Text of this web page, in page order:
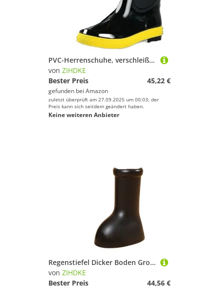
PVC-Herrenschuhe, verschleißfest, wasserdicht und rutschfest, Regenstiefel for Herren, Teenager, Garten, Gummi, niedriger Absatz Für Industrie Handwerk(43)
von ZIHDKE
Bester Preis
45,22 €
gefunden bei Amazon
zuletzt überprüft am 27.09.2025 um 00:03; der
Preis kann sich seitdem geändert haben.
Keine weiteren Anbieter
Regenstiefel Dicker Boden Großer runder Kopf Flacher Einstufige Cartoon-Regenstiefel Für Industrie Handwerk(Black,39)
von ZIHDKE
Bester Preis
44,56 €